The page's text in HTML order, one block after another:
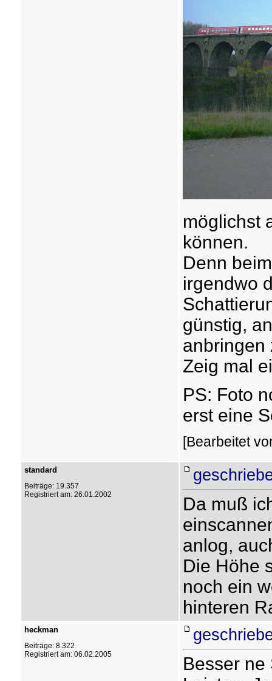
möglichst
können.
Denn
irgendwo
günstig,
anbringen
Zeig mal
PS: Foto
erst eine
[Bearbeitet
standard
Beiträge: 19.357
Registriert am: 26.01.2002
Da muß
anlog,
Die Höhe
noch ein
hinteren
heckman
Beiträge: 8.322
Registriert am: 06.02.2005
Besser ne